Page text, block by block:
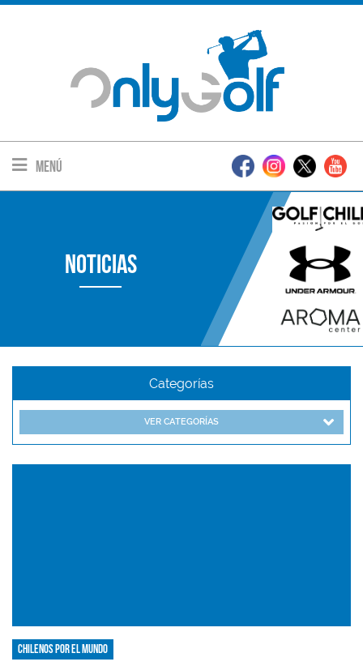
Menú
Noticias
Categorías
VER CATEGORÍAS
Chilenos por el mundo